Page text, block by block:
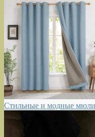
Стильные и модные мюли